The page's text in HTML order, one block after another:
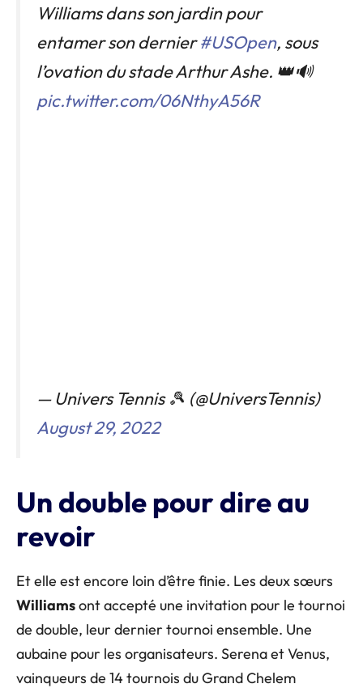
Williams dans son jardin pour
entamer son dernier#USOpen, sous
l’ovation du stade Arthur Ashe. 👑🔊
pic.twitter.com/06NthyA56R
— Univers Tennis 🎾 (@UniversTennis)
August 29, 2022
Un double pour dire au
revoir
Et elle est encore loin d’être finie. Les deux sœurs
Williamsont accepté une invitation pour le tournoi
de double, leur dernier tournoi ensemble. Une
aubaine pour les organisateurs. Serena et Venus,
vainqueurs de 14 tournois du Grand Chelem